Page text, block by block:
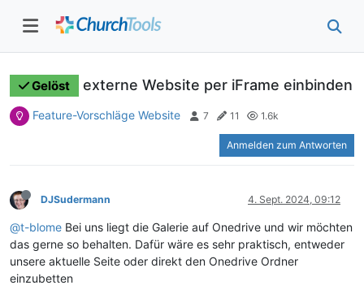
Gelöst externe Website per iFrame einbinden
Feature-Vorschläge Website 7 11 1.6k
Anmelden zum Antworten
DJSudermann 4. Sept. 2024, 09:12
@t-blome Bei uns liegt die Galerie auf Onedrive und wir möchten
das gerne so behalten. Dafür wäre es sehr praktisch, entweder
unsere aktuelle Seite oder direkt den Onedrive Ordner
einzubetten